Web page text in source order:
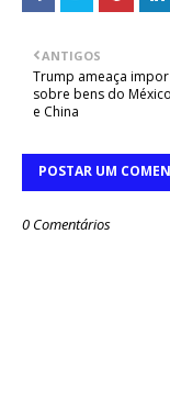
ANTIGOS
Trump ameaça
sobre bens do
e China
POSTAR UM
0 Comentários